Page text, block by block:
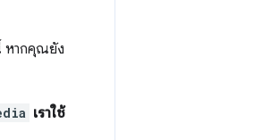
หากคุณยัง
เราใช้